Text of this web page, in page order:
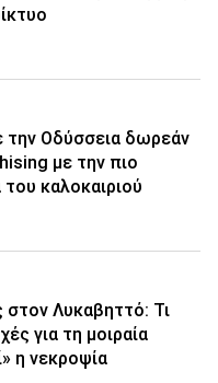
την Οδύσσεια δωρεάν
με την πιο
του καλοκαιριού
στον Λυκαβηττό: Τι
για τη μοιραία
η νεκροψία